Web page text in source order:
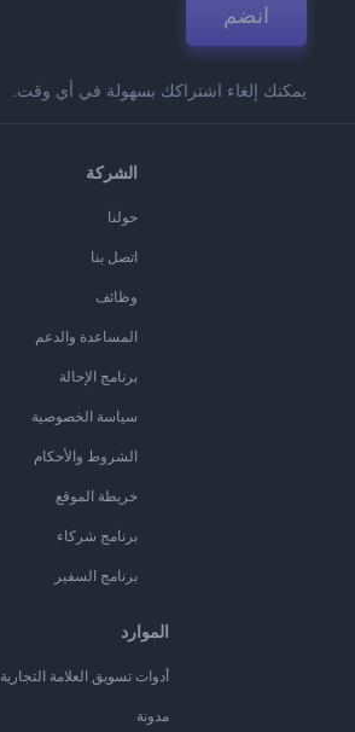
انضم
يمكنك إلغاء اشتراكك بسهولة في أي وقت.
الشركة
حولنا
اتصل بنا
وظائف
المساعدة والدعم
برنامج الإحالة
سياسة الخصوصية
الشروط والأحكام
خريطة الموقع
برنامج شركاء
برنامج السفير
الموارد
أدوات تسويق العلامة التجارية
مدونة